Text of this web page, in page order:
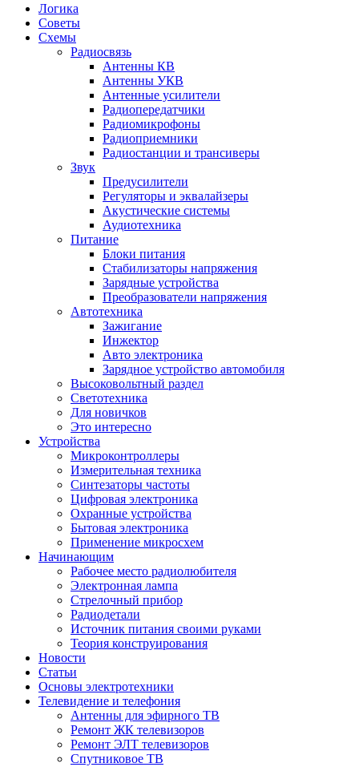
Логика
Советы
Схемы
Радиосвязь
Антенны КВ
Антенны УКВ
Антенные усилители
Радиопередатчики
Радиомикрофоны
Радиоприемники
Радиостанции и трансиверы
Звук
Предусилители
Регуляторы и эквалайзеры
Акустические системы
Аудиотехника
Питание
Блоки питания
Стабилизаторы напряжения
Зарядные устройства
Преобразователи напряжения
Автотехника
Зажигание
Инжектор
Авто электроника
Зарядное устройство автомобиля
Высоковольтный раздел
Светотехника
Для новичков
Это интересно
Устройства
Микроконтроллеры
Измерительная техника
Синтезаторы частоты
Цифровая электроника
Охранные устройства
Бытовая электроника
Применение микросхем
Начинающим
Рабочее место радиолюбителя
Электронная лампа
Стрелочный прибор
Радиодетали
Источник питания своими руками
Теория конструирования
Новости
Статьи
Основы электротехники
Телевидение и телефония
Антенны для эфирного ТВ
Ремонт ЖК телевизоров
Ремонт ЭЛТ телевизоров
Спутниковое ТВ